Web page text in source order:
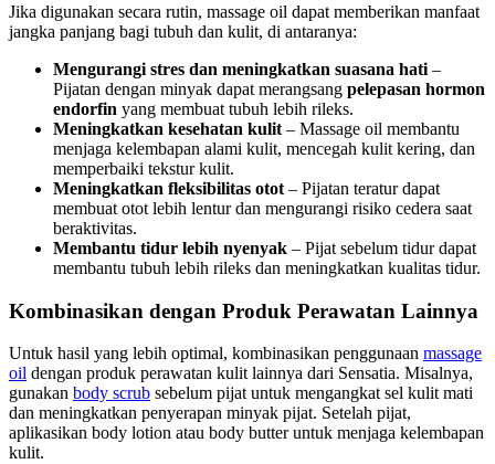
Jika digunakan secara rutin, massage oil dapat memberikan manfaat
jangka panjang bagi tubuh dan kulit, di antaranya:
Mengurangi stres dan meningkatkan suasana hati –
Pijatan dengan minyak dapat merangsang pelepasan hormon
endorfin yang membuat tubuh lebih rileks.
Meningkatkan kesehatan kulit – Massage oil membantu
menjaga kelembapan alami kulit, mencegah kulit kering, dan
memperbaiki tekstur kulit.
Meningkatkan fleksibilitas otot – Pijatan teratur dapat
membuat otot lebih lentur dan mengurangi risiko cedera saat
beraktivitas.
Membantu tidur lebih nyenyak – Pijat sebelum tidur dapat
membantu tubuh lebih rileks dan meningkatkan kualitas tidur.
Kombinasikan dengan Produk Perawatan Lainnya
Untuk hasil yang lebih optimal, kombinasikan penggunaan massage
oil dengan produk perawatan kulit lainnya dari Sensatia. Misalnya,
gunakan body scrub sebelum pijat untuk mengangkat sel kulit mati
dan meningkatkan penyerapan minyak pijat. Setelah pijat,
aplikasikan body lotion atau body butter untuk menjaga kelembapan
kulit.